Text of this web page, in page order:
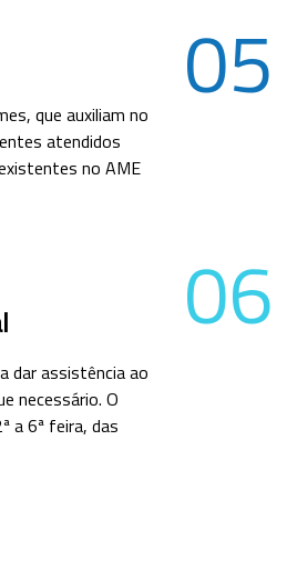
que auxiliam no
atendidos
no AME
dar assistência ao
necessário. O
a 6ª feira, das
05
06